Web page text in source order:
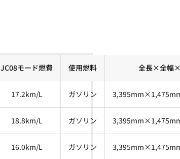
JC08モード燃費 使用燃料 全長×全幅
17.2km/L ガソリン
18.8km/L ガソリン
16.0km/L ガソリン